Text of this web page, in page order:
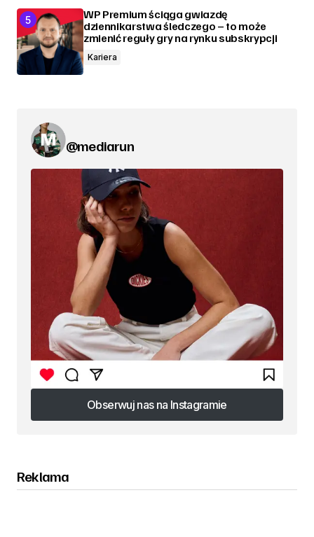
WP Premium ściąga gwiazdę
dziennikarstwa śledczego – to może
zmienić reguły gry na rynku subskrypcji
Kariera
@mediarun
Obserwuj nas na Instagramie
Obserwuj nas na Instagramie
Reklama